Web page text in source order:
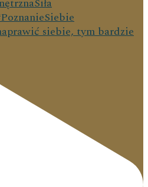
siebie, tym bardzie